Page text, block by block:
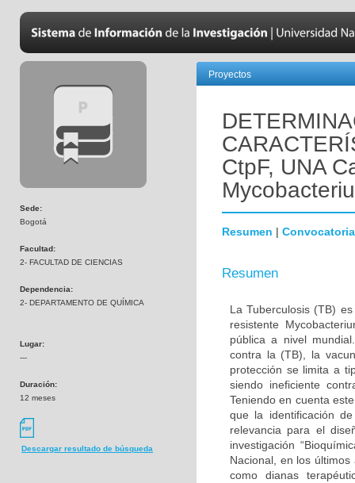
Sede:
Bogotá
Facultad:
2- FACULTAD DE CIENCIAS
Dependencia:
2- DEPARTAMENTO DE QUÍMICA
Lugar:
---
Duración:
12 meses
Descargar resultado de búsqueda
Proyectos
CtpF, UNA
Resumen | Convocatoria
Resumen
La Tuberculosis (TB)
resistente
pública a nivel
contra la (TB), la
protección se limita a
siendo ineficiente
Teniendo en cuenta
que la identificación
relevancia para el
investigación
Nacional, en los
como dianas